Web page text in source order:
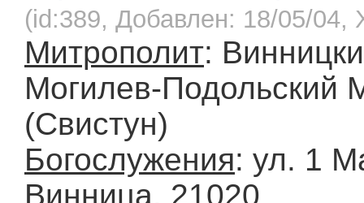
(id:389, Добавлен: 18/05/04,
Митрополит:
Могилев-Подольский
(Свистун)
Богослужения: ул. 1
Винница, 21020